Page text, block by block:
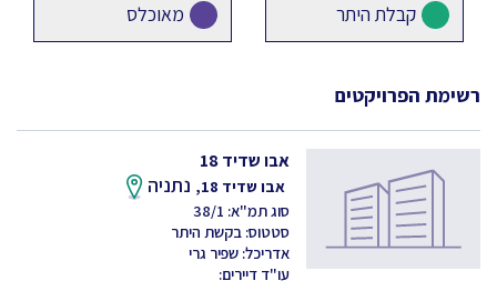
קבלת היתר מאוכלס
רשימת הפרויקטים
אבו שדיד 18
אבו שדיד 18, נתניה
סוג תמ"א: 38/1
סטטוס: בקשת היתר
אדריכל: שפיר גרי
עו"ד דיירים: